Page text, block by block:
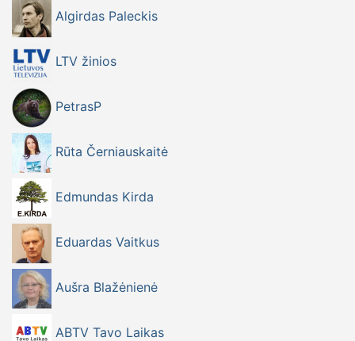
Algirdas Paleckis
LTV žinios
PetrasP
Rūta Černiauskaitė
Edmundas Kirda
Eduardas Vaitkus
Aušra Blažėnienė
ABTV Tavo Laikas